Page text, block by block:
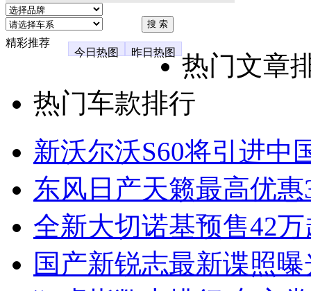
精彩推荐
今日热图
昨日热图
热门文章
热门车款排行
新沃尔沃S60将引进中
东风日产天籁最高优
全新大切诺基预售42
国产新锐志最新谍照